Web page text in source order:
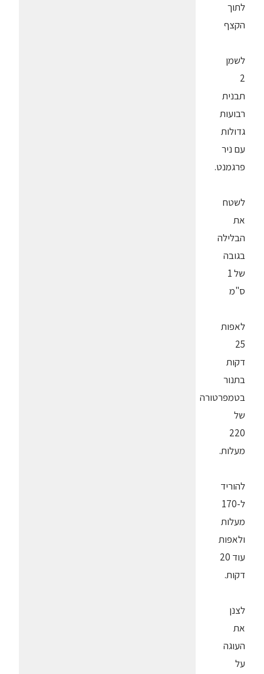
לתוך
הקצף
לשמן
2
תבנית
רבועות
גדולות
עם ניר
פרגמנט.
לשטח
את
הבלילה
בגובה
של 1
ס"מ
לאפות
25
דקות
בתנור
בטמפרטורה
של
220
מעלות.
להוריד
ל-170
מעלות
ולאפות
עוד 20
דקות.
לצנן
את
העוגה
על